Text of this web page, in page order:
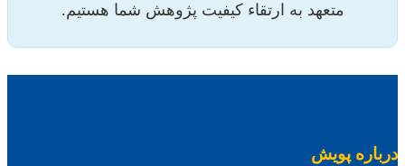
متعهد به ارتقاء کیفیت پژوهش شما هستیم.
درباره پویش